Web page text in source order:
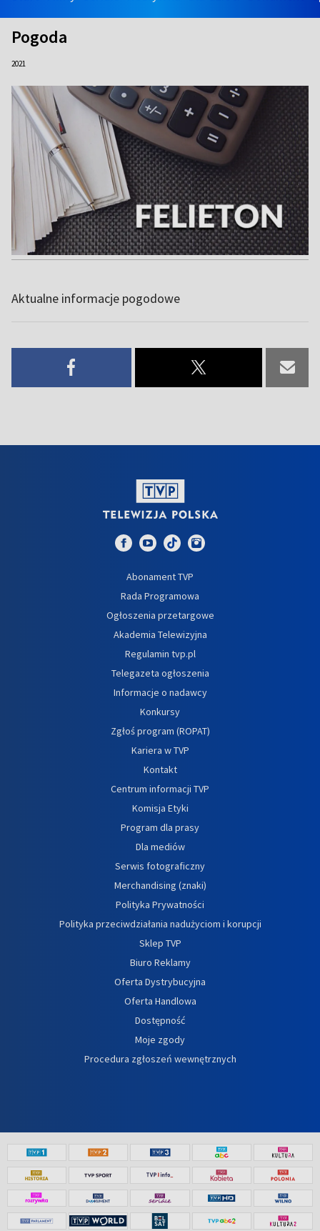
Pogoda
2021
Aktualne informacje pogodowe
Abonament TVP
Rada Programowa
Ogłoszenia przetargowe
Akademia Telewizyjna
Regulamin tvp.pl
Telegazeta ogłoszenia
Informacje o nadawcy
Konkursy
Zgłoś program (ROPAT)
Kariera w TVP
Kontakt
Centrum informacji TVP
Komisja Etyki
Program dla prasy
Dla mediów
Serwis fotograficzny
Merchandising (znaki)
Polityka Prywatności
Polityka przeciwdziałania nadużyciom i korupcji
Sklep TVP
Biuro Reklamy
Oferta Dystrybucyjna
Oferta Handlowa
Dostępność
Moje zgody
Procedura zgłoszeń wewnętrznych